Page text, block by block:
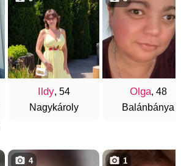
Ildy, 54
Nagykároly
Olga, 48
Balánbánya
4 1